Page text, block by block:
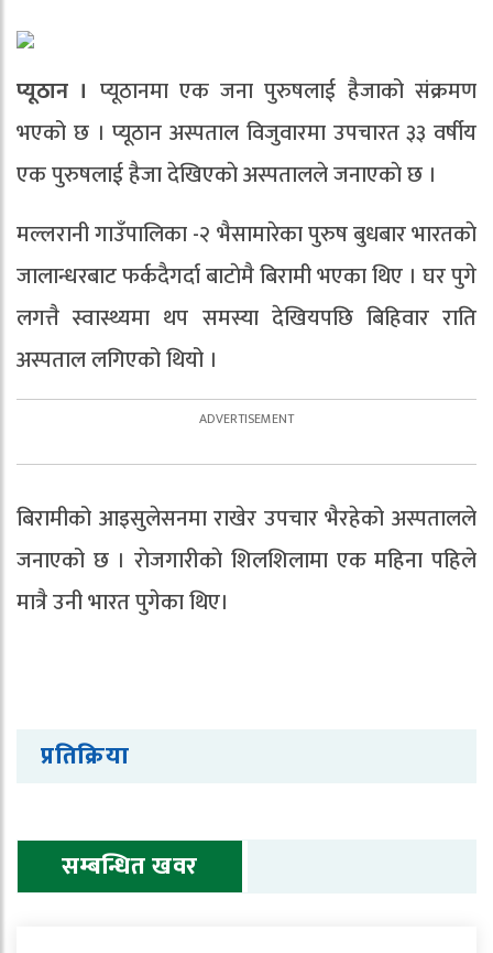
प्यूठान । प्यूठानमा एक जना पुरुषलाई हैजाको संक्रमण
भएको छ । प्यूठान अस्पताल विजुवारमा उपचारत ३३ वर्षीय
एक पुरुषलाई हैजा देखिएकाे अस्पतालले जनाएकाे छ ।
मल्लरानी गाउँपालिका -२ भैसामारेका पुरुष बुधबार भारतकाे
जालान्धरबाट फर्कदैगर्दा बाटाेमै बिरामी भएका थिए । घर पुगे
लगत्तै स्वास्थ्यमा थप समस्या देखियपछि बिहिवार राति
अस्पताल लगिएको थियो ।
बिरामीको आइसुलेसनमा राखेर उपचार भैरहेको अस्पतालले
जनाएको छ । राेजगारीकाे शिलशिलामा एक महिना पहिले
मात्रै उनी भारत पुगेका थिए।
प्रतिक्रिया
सम्बन्धित खवर